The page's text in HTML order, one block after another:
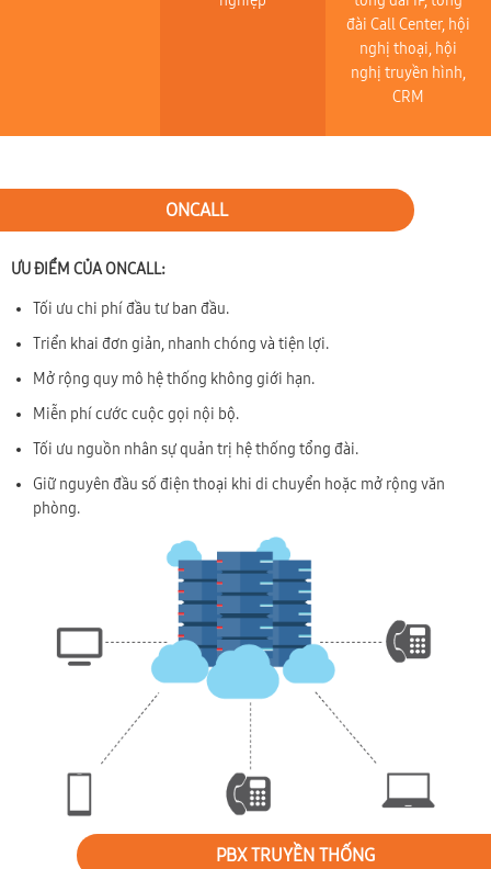
đài Call Center, hội
nghị thoại, hội
nghị truyền hình,
CRM
ONCALL
ƯU ĐIỂM CỦA ONCALL:
Tối ưu chi phí đầu tư ban đầu.
Triển khai đơn giản, nhanh chóng và tiện lợi.
Mở rộng quy mô hệ thống không giới hạn.
Miễn phí cước cuộc gọi nội bộ.
Tối ưu nguồn nhân sự quản trị hệ thống tổng đài.
Giữ nguyên đầu số điện thoại khi di chuyển hoặc mở rộng văn
phòng.
PBX TRUYỀN THỐNG